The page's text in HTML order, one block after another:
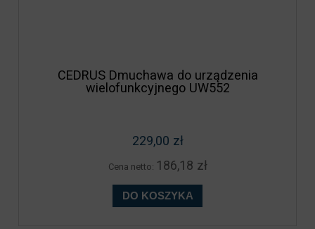
CEDRUS Dmuchawa do urządzenia
wielofunkcyjnego UW552
229,00 zł
Cena netto: 186,18 zł
DO KOSZYKA